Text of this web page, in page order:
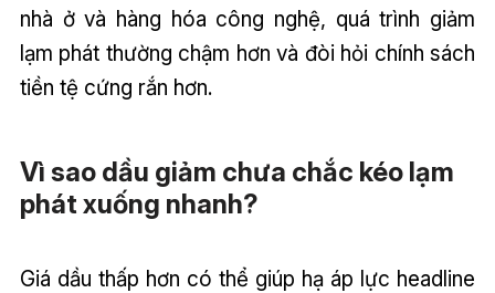
nhà ở và hàng hóa công nghệ, quá trình giảm
lạm phát thường chậm hơn và đòi hỏi chính sách
tiền tệ cứng rắn hơn.
Vì sao dầu giảm chưa chắc kéo lạm
phát xuống nhanh?
Giá dầu thấp hơn có thể giúp hạ áp lực headline